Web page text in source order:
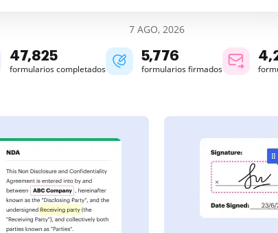
7 AGO, 2026
47,825
formularios completados
5,776
formularios firmados